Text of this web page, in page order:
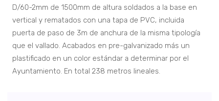
D/60-2mm de 1500mm de altura soldados a la base en
vertical y rematados con una tapa de PVC, incluida
puerta de paso de 3m de anchura de la misma tipología
que el vallado. Acabados en pre-galvanizado más un
plastificado en un color estándar a determinar por el
Ayuntamiento. En total 238 metros lineales.